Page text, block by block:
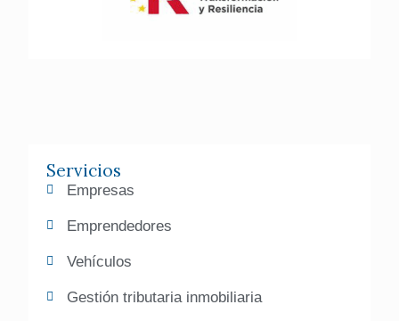
Servicios
Empresas
Emprendedores
Vehículos
Gestión tributaria inmobiliaria